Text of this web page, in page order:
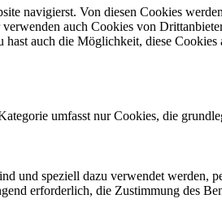
navigierst. Von diesen Cookies
auch Cookies von
auch die Möglichkeit, diese
umfasst nur Cookies, die
und speziell dazu verwendet werden,
erforderlich, die Zustimmung des